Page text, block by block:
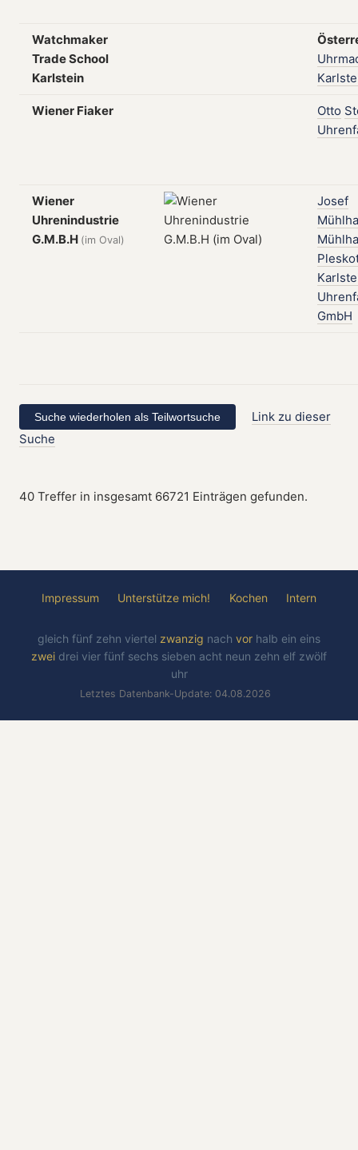
Watchmaker
Trade School
Karlstein
Wiener Fiaker Otto
Wiener
Uhrenindustrie
G.M.B.H (im Oval)
Josef
GmbH
Link zu dieser
Suche
40 Treffer in insgesamt 66721 Einträgen gefunden.
Impressum Unterstütze mich! Kochen Intern
gleich fünf zehn viertel zwanzig nach vor halb ein eins
zwei drei vier fünf sechs sieben acht neun zehn elf zwölf
uhr
Letztes Datenbank-Update: 04.08.2026